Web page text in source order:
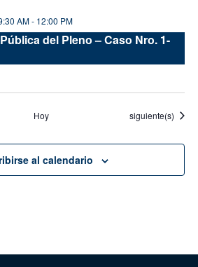
AM- 12:00 PM
del Pleno – Caso Nro. 1-
Hoy Eventos
siguiente(s)
al calendario